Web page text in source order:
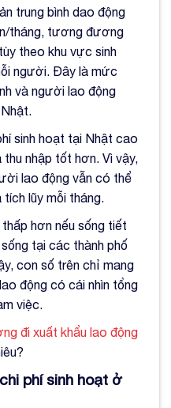
trung bình dao động
tháng, tương đương
theo khu vực sinh
người. Đây là mức
và người lao động
sinh hoạt tại Nhật cao
nhập tốt hơn. Vì vậy,
lao động vẫn có thể
tích lũy mỗi tháng.
hơn nếu sống tiết
tại các thành phố
con số trên chỉ mang
động có cái nhìn tổng
việc.
đi xuất khẩu lao động
phí sinh hoạt ở